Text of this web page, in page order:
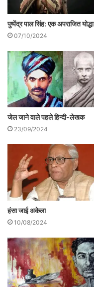
.
पुष्पेंद्र पाल सिंह: एक अपराजित योद्धा
07/10/2024
जेल जाने वाले पहले हिन्दी-लेखक
23/09/2024
हंसा जाई अकेला
10/08/2024